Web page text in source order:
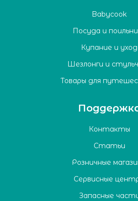
Babycook
Посуда и
Купание и уход
Шезлонги и
Товары для
Контакты
Статьи
Розничные
Сервисные
Запасные